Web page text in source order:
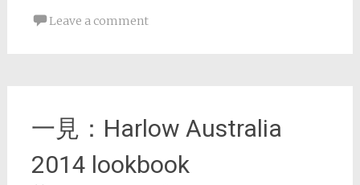
Leave a comment
一見：Harlow Australia
2014 lookbook